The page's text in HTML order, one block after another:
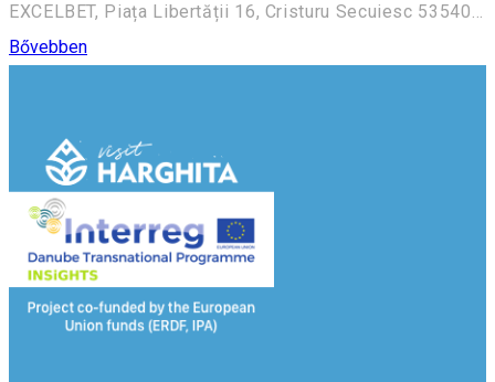
EXCELBET, Piața Libertății 16, Cristuru Secuiesc 535400, Romania
Bővebben